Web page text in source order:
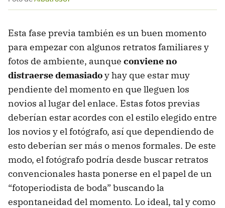
Esta fase previa también es un buen momento
para empezar con algunos retratos familiares y
fotos de ambiente, aunque conviene no
distraerse demasiadoy hay que estar muy
pendiente del momento en que lleguen los
novios al lugar del enlace. Estas fotos previas
deberían estar acordes con el estilo elegido entre
los novios y el fotógrafo, así que dependiendo de
esto deberían ser más o menos formales. De este
modo, el fotógrafo podría desde buscar retratos
convencionales hasta ponerse en el papel de un
“fotoperiodista de boda” buscando la
espontaneidad del momento. Lo ideal, tal y como